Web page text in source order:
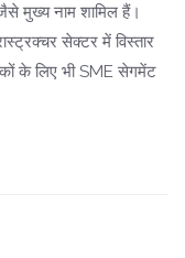
नाम शामिल हैं।
सेक्टर में विस्तार
के लिए भी SME सेगमेंट